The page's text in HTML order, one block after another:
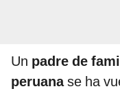
Un padre de
peruanase ha